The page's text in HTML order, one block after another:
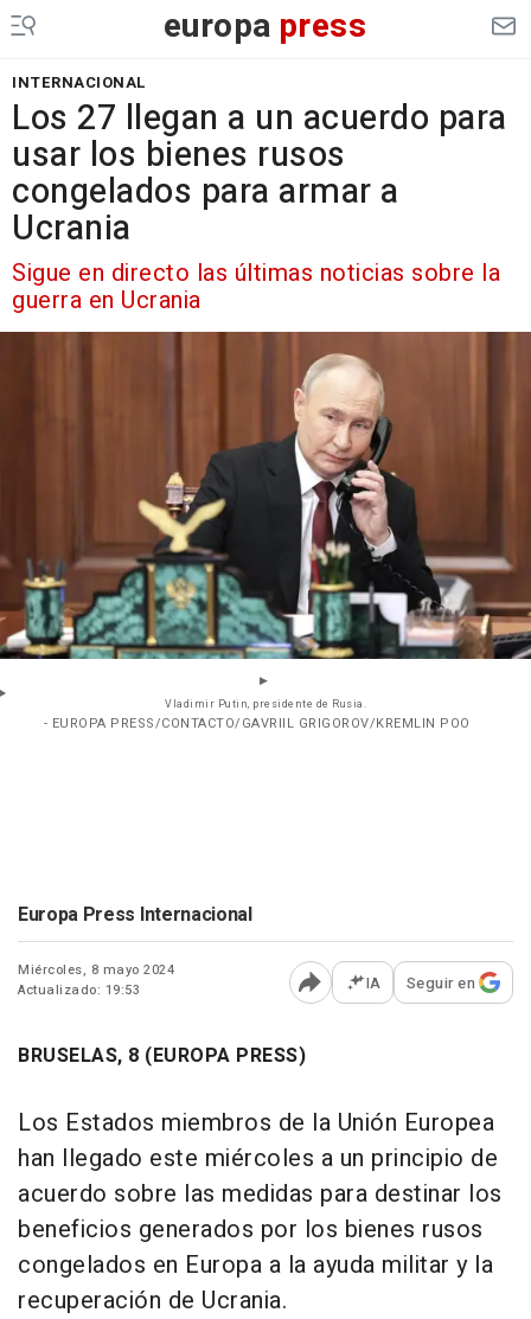
europa press
INTERNACIONAL
Los 27 llegan a un acuerdo para
usar los bienes rusos
congelados para armar a
Ucrania
Sigue en directo las últimas noticias sobre la
guerra en Ucrania
Vladimir Putin, presidente de Rusia.
- EUROPA PRESS/CONTACTO/GAVRIIL GRIGOROV/KREMLIN POO
Europa Press Internacional
Miércoles, 8 mayo 2024
Actualizado: 19:53
Abrir opciones para
IA Seguir en
BRUSELAS, 8 (EUROPA PRESS)
Los Estados miembros de la Unión Europea
han llegado este miércoles a un principio de
acuerdo sobre las medidas para destinar los
beneficios generados por los bienes rusos
congelados en Europa a la ayuda militar y la
recuperación de Ucrania.